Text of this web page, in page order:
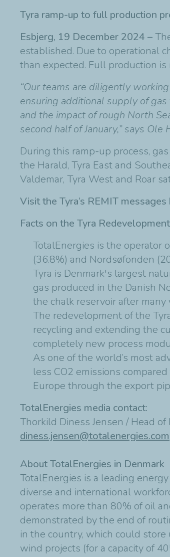
Tyra ramp-up to full production
Esbjerg, 19 December 2024 –
established. Due to operational
than expected. Full production
“Our teams are diligently
ensuring additional supply of
and the impact of rough North
second half of January,” says
During this ramp-up process,
the Harald, Tyra East and
Valdemar, Tyra West and Roar
Visit the Tyra’s REMIT messages
Facts on the Tyra Redevelopment
TotalEnergies is the operator
(36.8%) and Nordsøfonden
Tyra is Denmark's largest
gas produced in the Danish
the chalk reservoir after many
The redevelopment of the
recycling and extending the
completely new process
As one of the world’s most
less CO2 emissions
Europe through the export
TotalEnergies media contact:
Thorkild Diness Jensen / Head
diness.jensen@totalenergies.com
About TotalEnergies in Denmark
TotalEnergies is a leading
diverse and international
operates more than 80% of oil
demonstrated by the end of
in the country, which could
wind projects (for a capacity of